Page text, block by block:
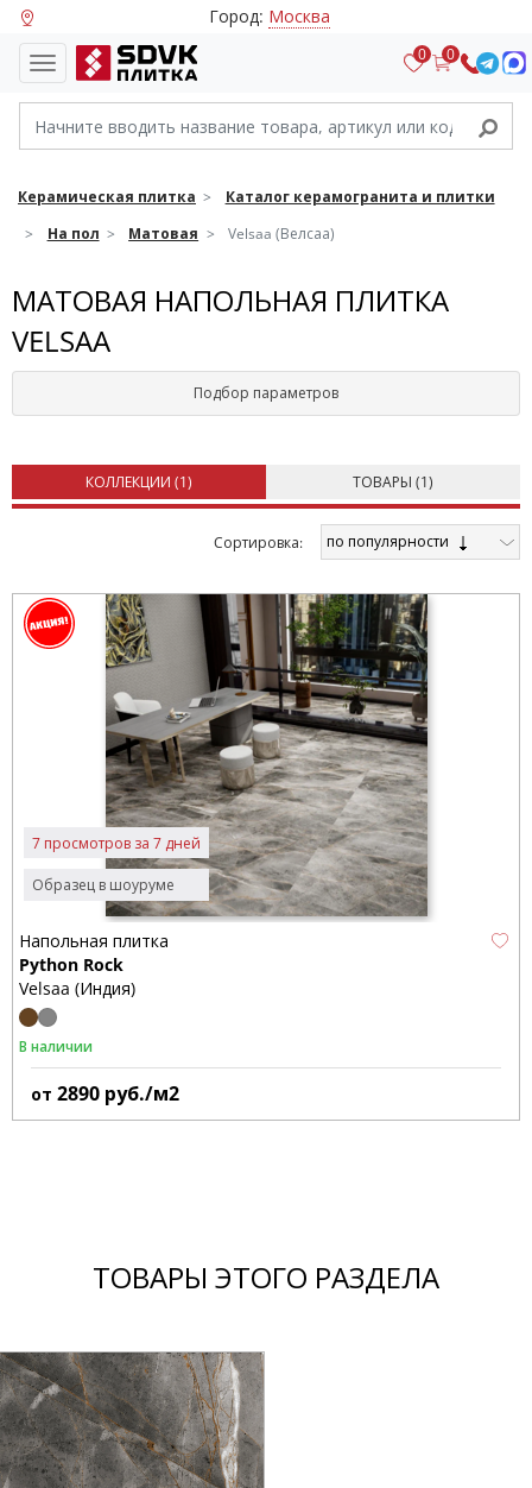
Город: Москва
0 0
Керамическая плитка
Каталог керамогранита и плитки
На пол
Матовая Velsaa (Велсаа)
МАТОВАЯ НАПОЛЬНАЯ ПЛИТКА
VELSAA
Подбор параметров
КОЛЛЕКЦИИ (1) ТОВАРЫ (1)
Cортировка: по популярности
Образец в шоуруме
7 просмотров за 7 дней
Напольная плитка
Python Rock
Velsaa (Индия)
В наличии
от 2890 руб./м2
ТОВАРЫ ЭТОГО РАЗДЕЛА